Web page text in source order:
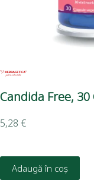
Candida Free,
5,28 €
Adaugă în coș